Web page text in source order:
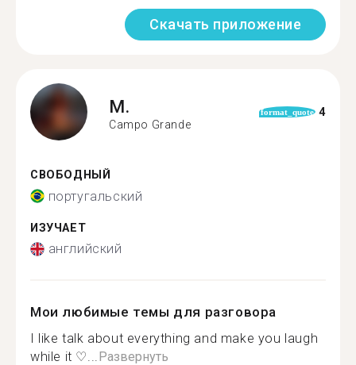
Скачать приложение
M.
Campo Grande
format_quote 4
СВОБОДНЫЙ
португальский
ИЗУЧАЕТ
английский
Мои любимые темы для разговора
I like talk about everything and make you laugh
while it ♡...Развернуть